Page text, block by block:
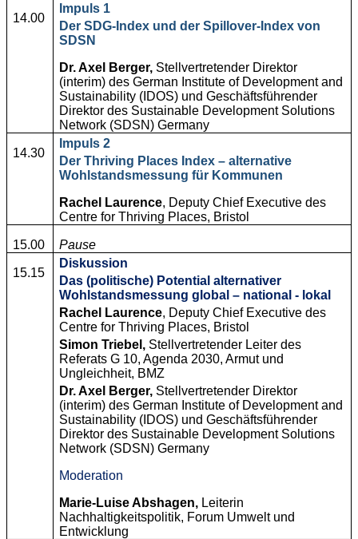
14.00
Impuls 1
Der SDG-Index und der Spillover-Index von
SDSN
Dr. Axel Berger, Stellvertretender Direktor
(interim) des German Institute of Development and
Sustainability (IDOS) und Geschäftsführender
Direktor des Sustainable Development Solutions
Network (SDSN) Germany
14.30
Impuls 2
Der Thriving Places Index – alternative
Wohlstandsmessung für Kommunen
Rachel Laurence, Deputy Chief Executive des
Centre for Thriving Places, Bristol
15.00 Pause
15.15
Diskussion
Das (politische) Potential alternativer
Wohlstandsmessung global – national - lokal
Rachel Laurence, Deputy Chief Executive des
Centre for Thriving Places, Bristol
Simon Triebel, Stellvertretender Leiter des
Referats G 10, Agenda 2030, Armut und
Ungleichheit, BMZ
Dr. Axel Berger, Stellvertretender Direktor
(interim) des German Institute of Development and
Sustainability (IDOS) und Geschäftsführender
Direktor des Sustainable Development Solutions
Network (SDSN) Germany
Moderation
Marie-Luise Abshagen, Leiterin
Nachhaltigkeitspolitik, Forum Umwelt und
Entwicklung